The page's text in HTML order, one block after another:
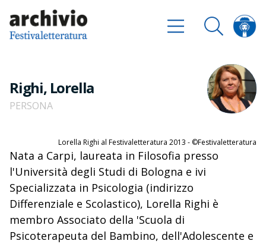
Righi, Lorella
PERSONA
Lorella Righi al Festivaletteratura 2013 - ©Festivaletteratura
Nata a Carpi, laureata in Filosofia presso
l'Università degli Studi di Bologna e ivi
Specializzata in Psicologia (indirizzo
Differenziale e Scolastico), Lorella Righi è
membro Associato della 'Scuola di
Psicoterapeuta del Bambino, dell'Adolescente e